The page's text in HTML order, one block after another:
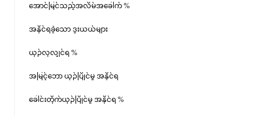
အောင်မြင်သည့်အလိမ်အခေါက် %
အနိုင်ရခဲ့သော ဒူးယယ်များ
ယှဉ်လုလျှင်ရ %
အမြင့်ဘော ယှဉ်ပြိုင်မှု အနိုင်ရ
ခေါင်းတိုက်ယှဉ်ပြိုင်မှု အနိုင်ရ %